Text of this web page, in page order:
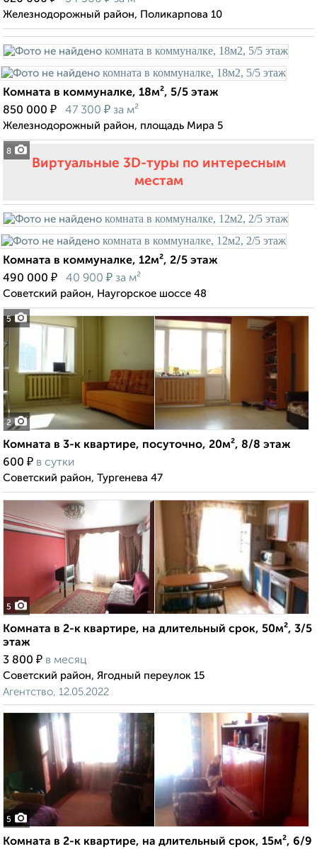
Железнодорожный район, Поликарпова 10
8
Комната в коммуналке, 18м², 5/5 этаж
850 000 ₽ 47 300 ₽ за м²
Железнодорожный район, площадь Мира 5
Виртуальные 3D-туры по интересным
местам
5
Комната в коммуналке, 12м², 2/5 этаж
490 000 ₽ 40 900 ₽ за м²
Советский район, Наугорское шоссе 48
2
Комната в 3-к квартире, посуточно, 20м², 8/8 этаж
600 ₽ в сутки
Советский район, Тургенева 47
5
Комната в 2-к квартире, на длительный срок, 50м², 3/5
этаж
3 800 ₽ в месяц
Советский район, Ягодный переулок 15
Агентство, 12.05.2022
5
Комната в 2-к квартире, на длительный срок, 15м², 6/9